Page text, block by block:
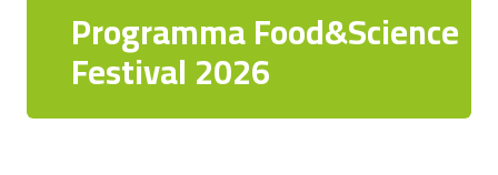
Programma Food&Science
Festival 2026